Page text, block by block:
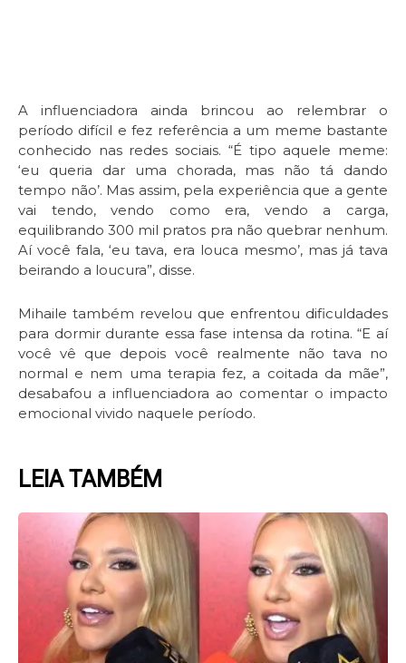
A influenciadora ainda brincou ao relembrar o
período difícil e fez referência a um meme bastante
conhecido nas redes sociais. “É tipo aquele meme:
‘eu queria dar uma chorada, mas não tá dando
tempo não’. Mas assim, pela experiência que a gente
vai tendo, vendo como era, vendo a carga,
equilibrando 300 mil pratos pra não quebrar nenhum.
Aí você fala, ‘eu tava, era louca mesmo’, mas já tava
beirando a loucura”, disse.
Mihaile também revelou que enfrentou dificuldades
para dormir durante essa fase intensa da rotina. “E aí
você vê que depois você realmente não tava no
normal e nem uma terapia fez, a coitada da mãe”,
desabafou a influenciadora ao comentar o impacto
emocional vivido naquele período.
LEIA TAMBÉM
PagePage Page